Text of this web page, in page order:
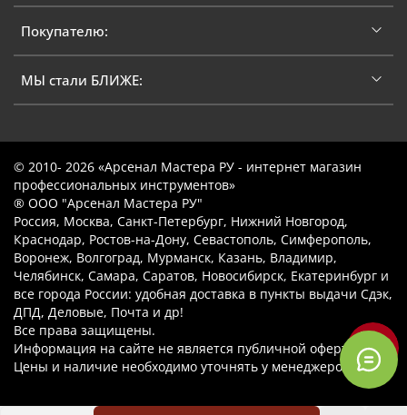
Покупателю:
МЫ стали БЛИЖЕ:
© 2010- 2026 «Арсенал Мастера РУ - интернет магазин
профессиональных инструментов»
® ООО "Арсенал Мастера РУ"
Россия, Москва, Санкт-Петербург, Нижний Новгород,
Краснодар, Ростов-на-Дону, Севастополь, Симферополь,
Воронеж, Волгоград, Мурманск, Казань, Владимир,
Челябинск, Самара, Саратов, Новосибирск, Екатеринбург и
все города России: удобная доставка в пункты выдачи Сдэк,
ДПД, Деловые, Почта и др!
Все права защищены.
Информация на сайте не является публичной офертой.
Цены и наличие необходимо уточнять у менеджеров.